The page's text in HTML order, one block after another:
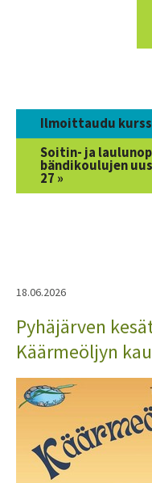
Ilmoittaudu
Soitin- ja
bändikoulujen
27 »
18.06.2026
Pyhäjärven
Käärmeöljyn